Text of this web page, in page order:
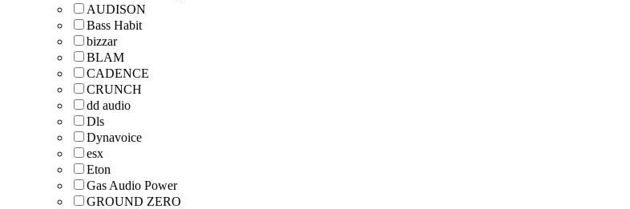
AUDISON
Bass Habit
bizzar
BLAM
CADENCE
CRUNCH
dd audio
Dls
Dynavoice
esx
Eton
Gas Audio Power
GROUND ZERO